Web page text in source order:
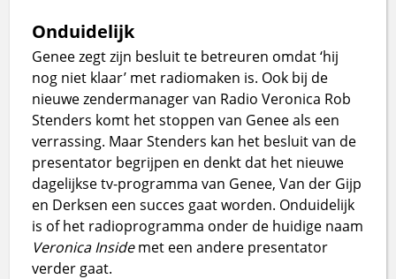
Onduidelijk
Genee zegt zijn besluit te betreuren omdat ‘hij
nog niet klaar’ met radiomaken is. Ook bij de
nieuwe zendermanager van Radio Veronica Rob
Stenders komt het stoppen van Genee als een
verrassing. Maar Stenders kan het besluit van de
presentator begrijpen en denkt dat het nieuwe
dagelijkse tv-programma van Genee, Van der Gijp
en Derksen een succes gaat worden. Onduidelijk
is of het radioprogramma onder de huidige naam
Veronica Insidemet een andere presentator
verder gaat.